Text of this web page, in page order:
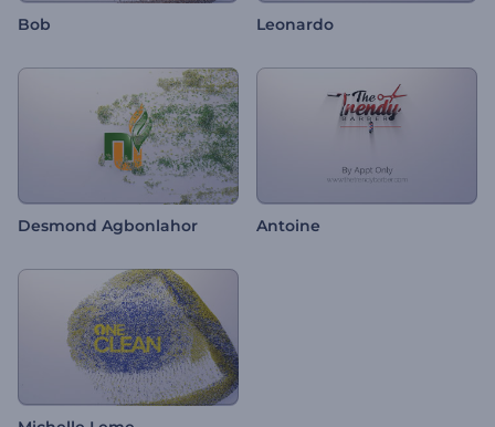
Bob Leonardo
Desmond Agbonlahor Antoine